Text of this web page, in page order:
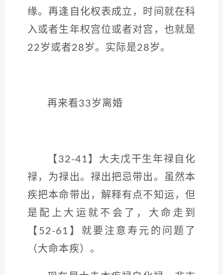
缘。再逢自化权表成立，时间就在科
入或者生年权宫位或者对宫，也就是
22岁或者28岁。实际是28岁。
再来看33岁离婚
【32-41】大夫戊干生年禄自化
禄，为禄出。禄出把忌带出。虽然本
疾把本命带出，解释有点不知运，但
是配上大运就不会了，大命走到
【52-61】就要注意寿元的问题了
（大命本疾）。